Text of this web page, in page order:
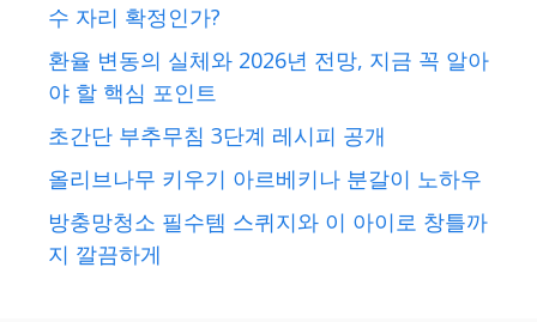
수 자리 확정인가?
환율 변동의 실체와 2026년 전망, 지금 꼭 알아
야 할 핵심 포인트
초간단 부추무침 3단계 레시피 공개
올리브나무 키우기 아르베키나 분갈이 노하우
방충망청소 필수템 스퀴지와 이 아이로 창틀까
지 깔끔하게